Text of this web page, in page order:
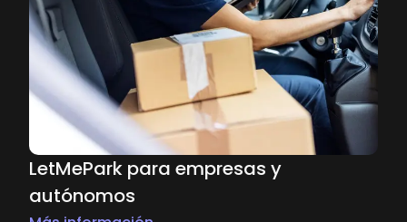
LetMePark para empresas y
autónomos